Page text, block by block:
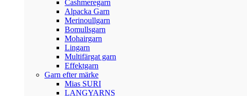
Cashmeregarn
Alpacka Garn
Merinoullgarn
Bomullsgarn
Mohairgarn
Lingarn
Multifärgat garn
Effektgarn
Garn efter märke
Mias SURI
LANGYARNS